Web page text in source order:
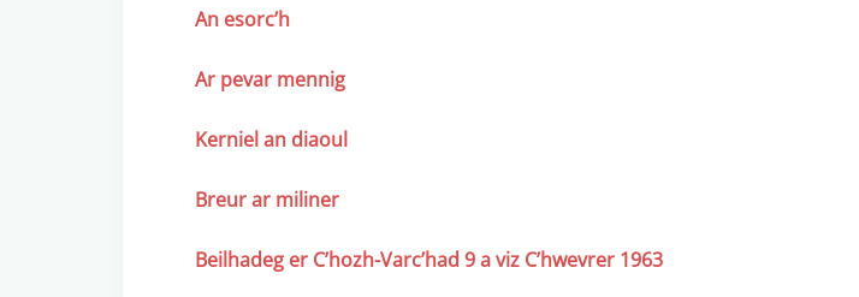
An esorc’h
Ar pevar mennig
Kerniel an diaoul
Breur ar miliner
Beilhadeg er C’hozh-Varc’had 9 a viz C’hwevrer 1963